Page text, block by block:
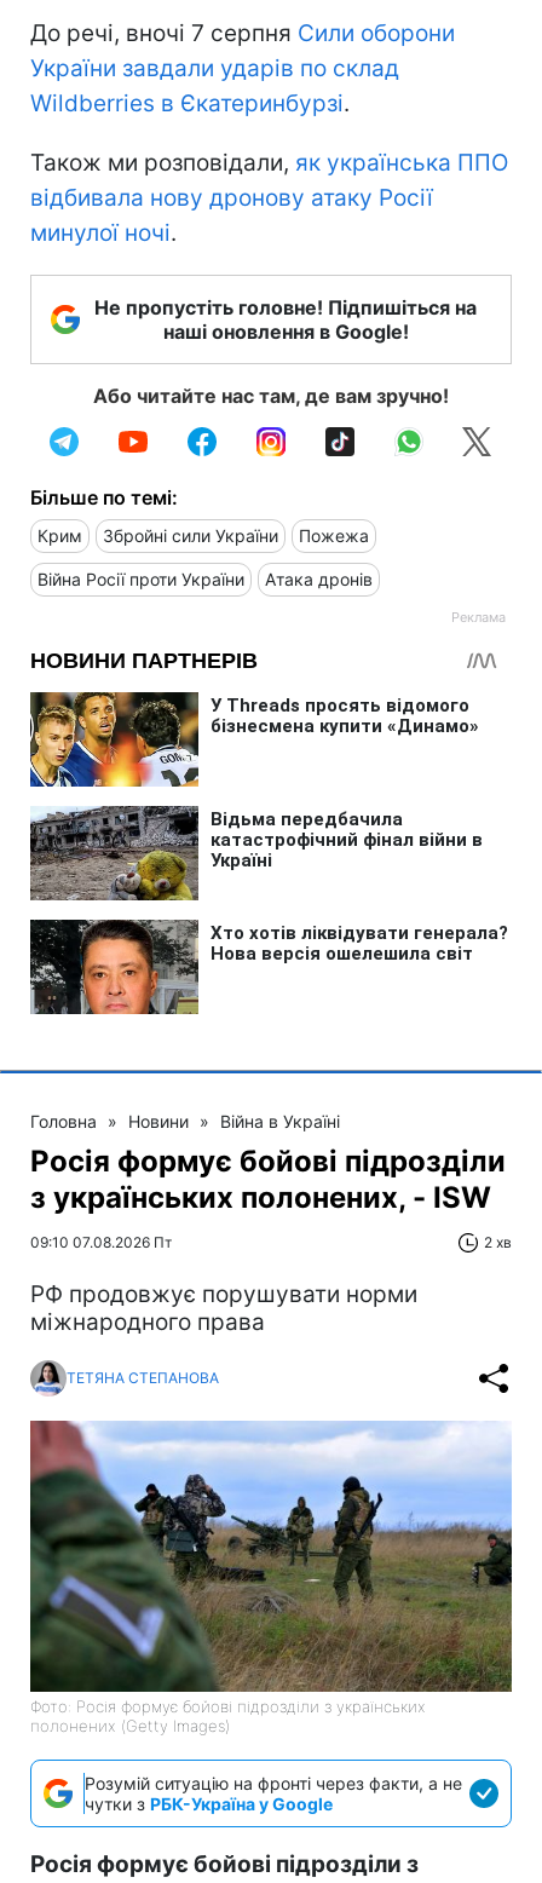
До речі, вночі 7 серпня Сили оборони
України завдали ударів по склад
Wildberries в Єкатеринбурзі.
Також ми розповідали, як українська ППО
відбивала нову дронову атаку Росії
минулої ночі.
Не пропустіть головне! Підпишіться на
наші оновлення в Google!
Або читайте нас там, де вам зручно!
Більше по темі:
Крим Збройні сили України Пожежа
Війна Росії проти України Атака дронів
Головна » Новини » Війна в Україні
Росія формує бойові підрозділи
з українських полонених, - ISW
09:10 07.08.2026 Пт 2 хв
РФ продовжує порушувати норми
міжнародного права
ТЕТЯНА СТЕПАНОВА
Фото: Росія формує бойові підрозділи з українських
полонених (Getty Images)
Розумій ситуацію на фронті через факти, а не
чутки з РБК-Україна у Google
Росія формує бойові підрозділи з